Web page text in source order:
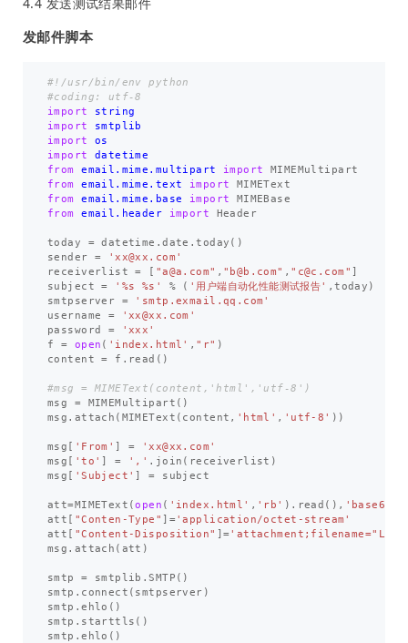
发邮件脚本
#!/usr/bin/env python
import
string
import
smtplib
import
os
import
datetime
from
email.mime.multipart import
MIMEMultipart
from
email.mime.text import
MIMEText
from
email.mime.base import
MIMEBase
from
email.header import Header
today = datetime .date .today ()
sender
=
'xx@xx.com'
receiverlist
= [ "a@a.com" , "b@b.com" , "c@c.com" ]
subject
= '%s %s' % ( '用户端自动化性能测试报告' ,today )
smtpserver
=
'smtp.exmail.qq.com'
username
=
'xx@xx.com'
password
=
'xxx'
f
= open ( 'index.html' , "r" )
content
= f . read ()
msg
= MIMEMultipart ()
msg . attach ( MIMEText ( content , 'html' , 'utf-8' ))
msg [ 'From' ] =
'xx@xx.com'
msg [ 'to' ] = ',' . join ( receiverlist )
msg [ 'Subject' ] = subject
att=MIMEText (open ( 'index.html' , 'rb' ). read (), 'base64'
att [ "Conten-Type" ] ='application/octet-stream'
att [ "Content-Disposition" ] =
msg . attach ( att )
smtp = smtplib .SMTP ()
smtp . connect ( smtpserver )
smtp .ehlo ()
smtp . starttls ()
smtp .ehlo ()